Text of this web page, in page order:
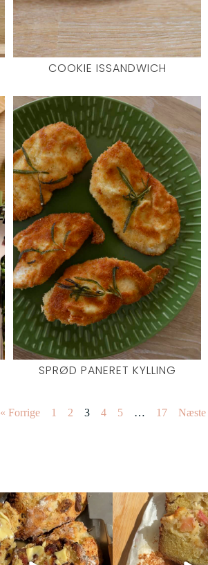
COOKIE ISSANDWICH
SPRØD PANERET KYLLING
« Forrige 1 2 3 4 5 … 17 Næste